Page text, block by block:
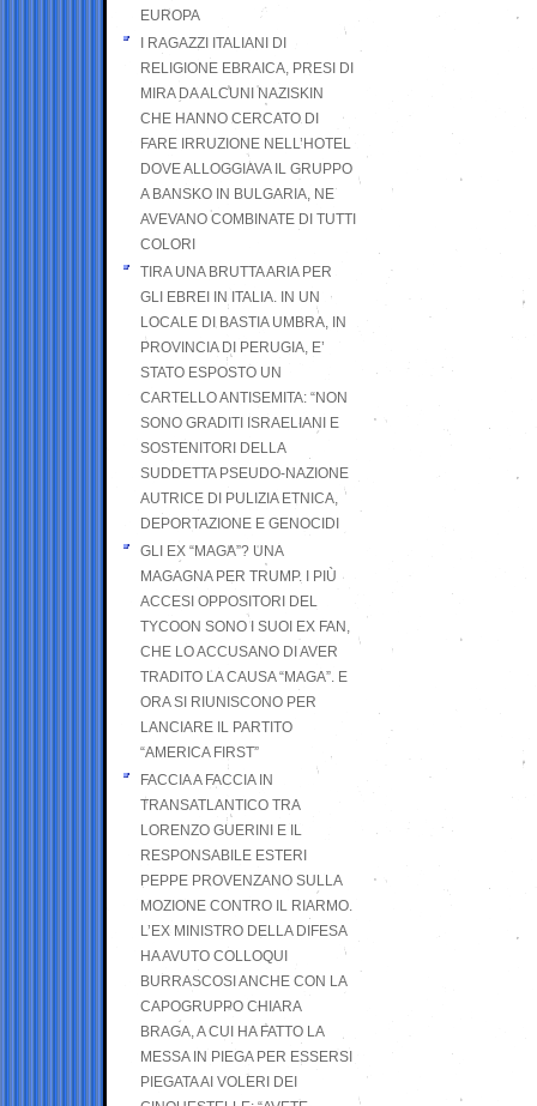
EUROPA
I RAGAZZI ITALIANI DI
RELIGIONE EBRAICA, PRESI DI
MIRA DA ALCUNI NAZISKIN
CHE HANNO CERCATO DI
FARE IRRUZIONE NELL’HOTEL
DOVE ALLOGGIAVA IL GRUPPO
A BANSKO IN BULGARIA, NE
AVEVANO COMBINATE DI TUTTI
COLORI
TIRA UNA BRUTTA ARIA PER
GLI EBREI IN ITALIA. IN UN
LOCALE DI BASTIA UMBRA, IN
PROVINCIA DI PERUGIA, E’
STATO ESPOSTO UN
CARTELLO ANTISEMITA: “NON
SONO GRADITI ISRAELIANI E
SOSTENITORI DELLA
SUDDETTA PSEUDO-NAZIONE
AUTRICE DI PULIZIA ETNICA,
DEPORTAZIONE E GENOCIDI
GLI EX “MAGA”? UNA
MAGAGNA PER TRUMP. I PIÙ
ACCESI OPPOSITORI DEL
TYCOON SONO I SUOI EX FAN,
CHE LO ACCUSANO DI AVER
TRADITO LA CAUSA “MAGA”. E
ORA SI RIUNISCONO PER
LANCIARE IL PARTITO
“AMERICA FIRST”
FACCIA A FACCIA IN
TRANSATLANTICO TRA
LORENZO GUERINI E IL
RESPONSABILE ESTERI
PEPPE PROVENZANO SULLA
MOZIONE CONTRO IL RIARMO.
L’EX MINISTRO DELLA DIFESA
HA AVUTO COLLOQUI
BURRASCOSI ANCHE CON LA
CAPOGRUPPO CHIARA
BRAGA, A CUI HA FATTO LA
MESSA IN PIEGA PER ESSERSI
PIEGATA AI VOLERI DEI